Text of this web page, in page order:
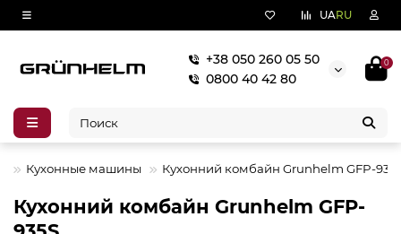
UARU
+38 050 260 05 50
0800 40 42 80
0
Кухонные машины Кухонний комбайн Grunhelm GFP-
Кухонний комбайн Grunhelm GFP-